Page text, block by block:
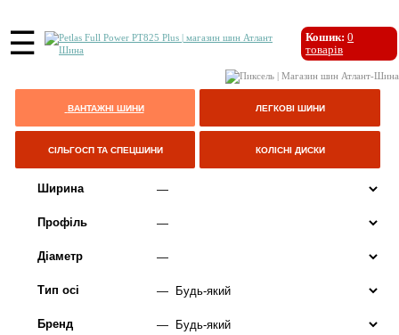
☰ Кошик: 0
товарів
ВАНТАЖНІ ШИНИ ЛЕГКОВІ ШИНИ
СІЛЬГОСП ТА СПЕЦШИНИ КОЛІСНІ ДИСКИ
Ширина
Профіль
Діаметр
Тип осі
Бренд